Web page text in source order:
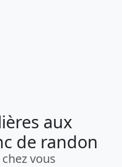
aux
de randon
vous